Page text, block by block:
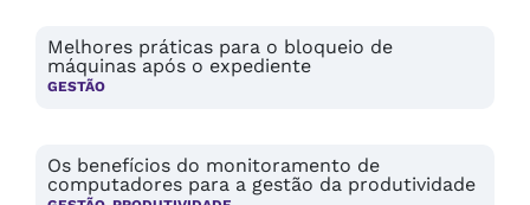
Melhores práticas para o bloqueio de
máquinas após o expediente
GESTÃO
Os benefícios do monitoramento de
computadores para a gestão da produtividade